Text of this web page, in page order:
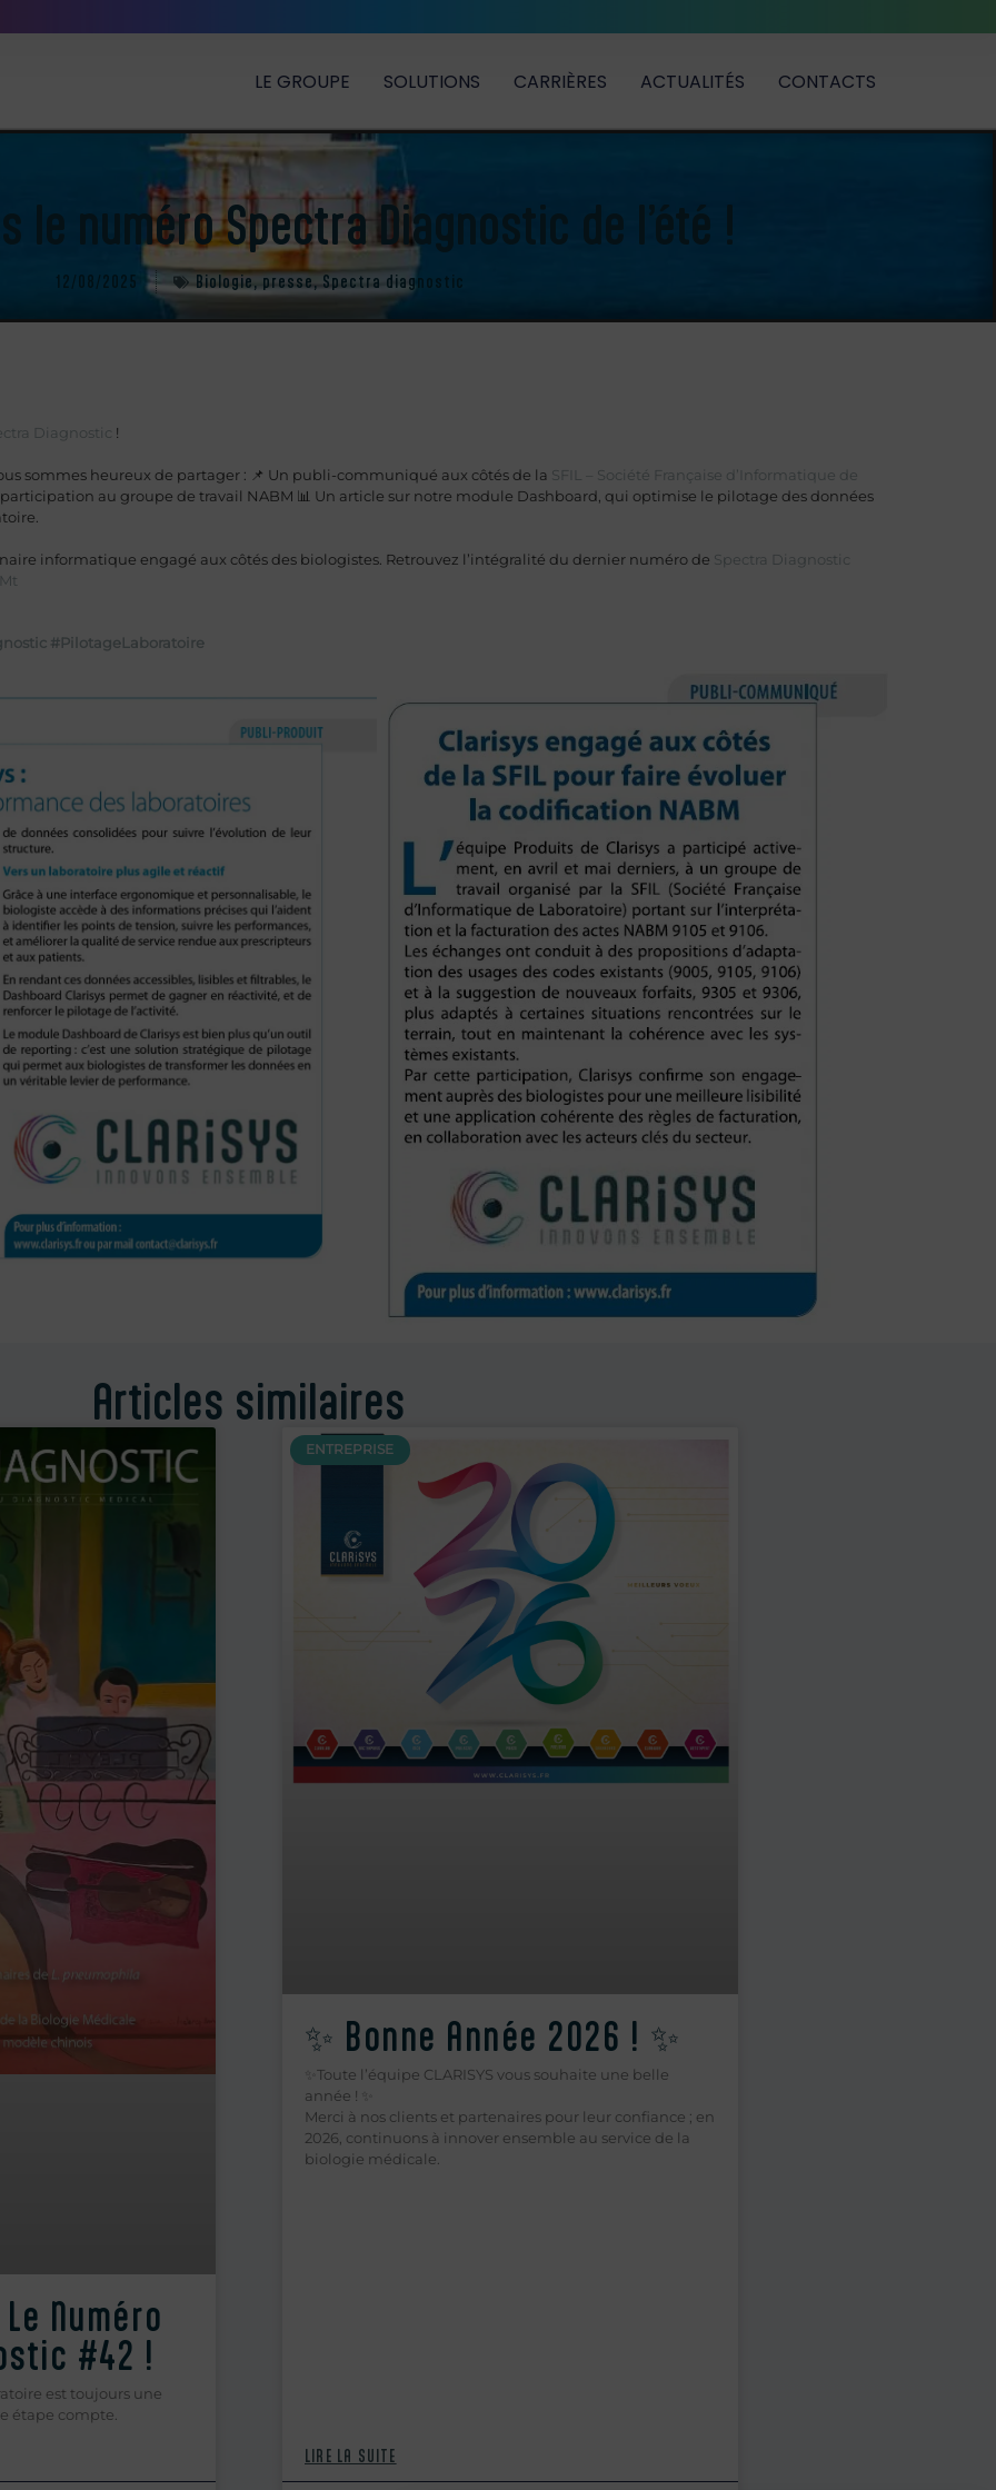
LE GROUPE SOLUTIONS CARRIÈRES ACTUALITÉS CONTACTS
le numéro Spectra Diagnostic de l’été !
12/08/2025 Biologie presse Spectra diagnostic
Diagnostic !
sommes heureux de partager : 📌 Un publi-communiqué aux côtés de la SFIL – Société Française d’Informatique de
au groupe de travail NABM 📊 Un article sur notre module Dashboard, qui optimise le pilotage des données
informatique engagé aux côtés des biologistes. Retrouvez l’intégralité du dernier numéro de Spectra Diagnostic
#PilotageLaboratoire
Articles similaires
Le Numéro
#42 !
est toujours une
étape compte.
ENTREPRISE
✨ Bonne Année 2026 ! ✨
✨Toute l’équipe CLARISYS vous souhaite une belle
année ! ✨
Merci à nos clients et partenaires pour leur confiance ; en
2026, continuons à innover ensemble au service de la
biologie médicale.
LIRE LA SUITE